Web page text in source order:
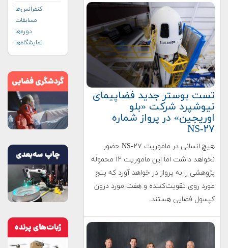
تست بوستر جدید فضاپیمای
نیوشپرد شرکت «بلو
اوریجین» در پرواز شماره
NS-۲۷
هیچ انسانی در ماموریت NS-۲۷ حضور
نخواهد داشت اما این ماموریت ۱۲ محموله
پژوهشی را به پرواز در خواهد آورد که پنج
مورد روی تقویت‌کننده و هفت مورد درون
کپسول فضایی هستند.
کنفرانس‌ها
مسابقات
دوره‌ها
نمایشگاه‌ها